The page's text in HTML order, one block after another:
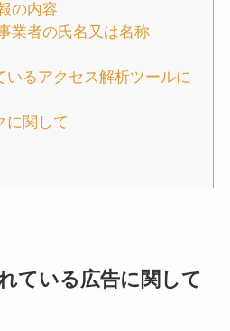
の内容
業者の氏名又は名称
いるアクセス解析ツールに
に関して
ている広告に関して